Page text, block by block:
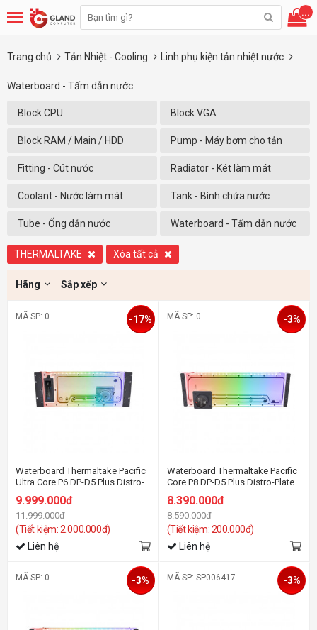
...
Trang chủ Tản Nhiệt - Cooling Linh phụ kiện tản nhiệt nước
Waterboard - Tấm dẫn nước
Block CPU Block VGA
Block RAM / Main / HDD Pump - Máy bơm cho tản
nhiệt nước
Fitting - Cút nước Radiator - Két làm mát
Coolant - Nước làm mát Tank - Bình chứa nước
Tube - Ống dẫn nước Waterboard - Tấm dẫn nước
THERMALTAKE Xóa tất cả
Hãng Sắp xếp
MÃ SP: 0
Waterboard Thermaltake Pacific
Ultra Core P6 DP-D5 Plus Distro-
9.999.000đ
11.999.000đ
(Tiết kiệm: 2.000.000đ)
-17%
Liên hệ
MÃ SP: 0
Waterboard Thermaltake Pacific
Core P8 DP-D5 Plus Distro-Plate
8.390.000đ
8.590.000đ
(Tiết kiệm: 200.000đ)
-3%
Liên hệ
MÃ SP: 0 -3% MÃ SP: SP006417 -3%